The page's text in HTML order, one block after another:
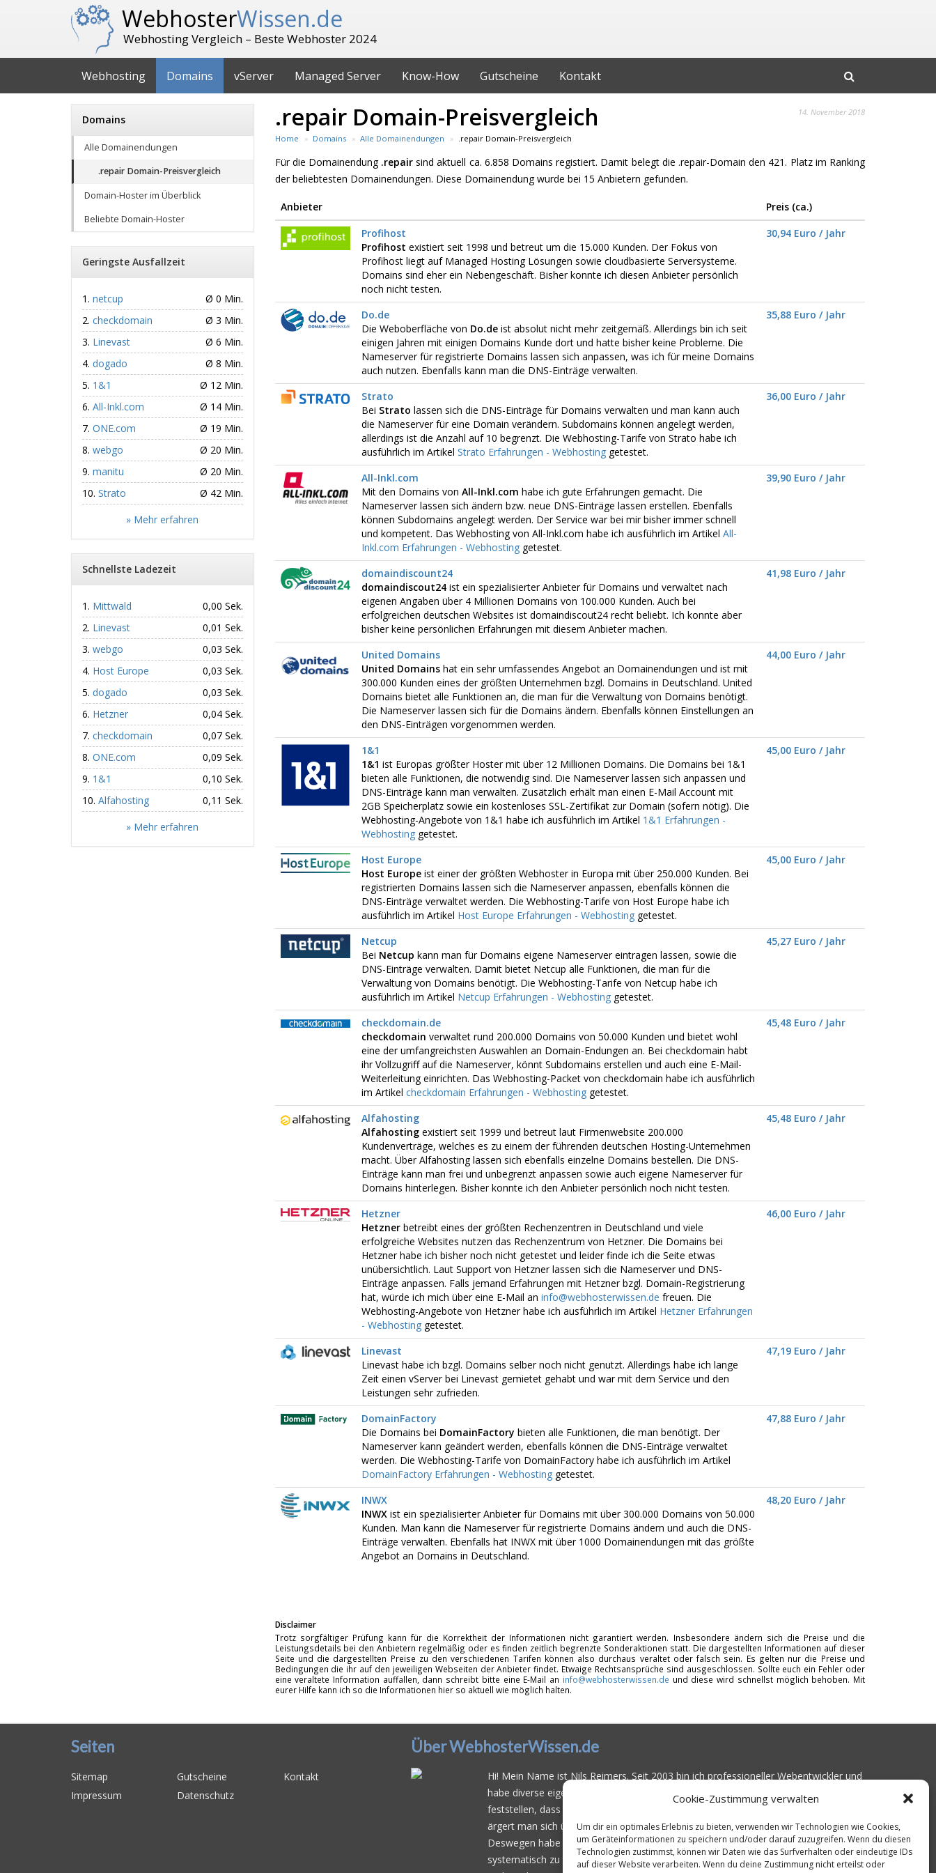
Cookie-Zustimmung verwalten
Um dir ein optimales Erlebnis zu bieten, verwenden wir Technologien wie Cookies,
um Geräteinformationen zu speichern und/oder darauf zuzugreifen. Wenn du diesen
Technologien zustimmst, können wir Daten wie das Surfverhalten oder eindeutige IDs
auf dieser Website verarbeiten. Wenn du deine Zustimmung nicht erteilst oder
WebhosterWissen.de
Webhosting Vergleich – Beste Webhoster 2024
Webhosting Domains vServer Managed Server Know-How Gutscheine Kontakt
14. November 2018
.repair Domain-Preisvergleich
Home Domains Alle Domainendungen .repair Domain-Preisvergleich
Für die Domainendung .repair sind aktuell ca. 6.858 Domains registiert. Damit belegt die .repair-Domain den 421. Platz im Ranking
der beliebtesten Domainendungen. Diese Domainendung wurde bei 15 Anbietern gefunden.
Anbieter
Preis (ca.)
Profihost
Profihost existiert seit 1998 und betreut um die 15.000 Kunden. Der Fokus von
Profihost liegt auf Managed Hosting Lösungen sowie cloudbasierte Serversysteme.
Domains sind eher ein Nebengeschäft. Bisher konnte ich diesen Anbieter persönlich
noch nicht testen.
30,94 Euro / Jahr
Do.de
Die Weboberfläche von Do.deist absolut nicht mehr zeitgemäß. Allerdings bin ich seit
einigen Jahren mit einigen Domains Kunde dort und hatte bisher keine Probleme. Die
Nameserver für registrierte Domains lassen sich anpassen, was ich für meine Domains
auch nutzen. Ebenfalls kann man die DNS-Einträge verwalten.
35,88 Euro / Jahr
Strato
Bei Strato lassen sich die DNS-Einträge für Domains verwalten und man kann auch
die Nameserver für eine Domain verändern. Subdomains können angelegt werden,
allerdings ist die Anzahl auf 10 begrenzt. Die Webhosting-Tarife von Strato habe ich
ausführlich im Artikel Strato Erfahrungen - Webhostinggetestet.
36,00 Euro / Jahr
All-Inkl.com
Mit den Domains von All-Inkl.com habe ich gute Erfahrungen gemacht. Die
Nameserver lassen sich ändern bzw. neue DNS-Einträge lassen erstellen. Ebenfalls
können Subdomains angelegt werden. Der Service war bei mir bisher immer schnell
und kompetent. Das Webhosting von All-Inkl.com habe ich ausführlich im Artikel All-
Inkl.com Erfahrungen - Webhostinggetestet.
39,90 Euro / Jahr
domaindiscount24
domaindiscout24ist ein spezialisierter Anbieter für Domains und verwaltet nach
eigenen Angaben über 4 Millionen Domains von 100.000 Kunden. Auch bei
erfolgreichen deutschen Websites ist domaindiscout24 recht beliebt. Ich konnte aber
bisher keine persönlichen Erfahrungen mit diesem Anbieter machen.
41,98 Euro / Jahr
United Domains
United Domainshat ein sehr umfassendes Angebot an Domainendungen und ist mit
300.000 Kunden eines der größten Unternehmen bzgl. Domains in Deutschland. United
Domains bietet alle Funktionen an, die man für die Verwaltung von Domains benötigt.
Die Nameserver lassen sich für die Domains ändern. Ebenfalls können Einstellungen an
den DNS-Einträgen vorgenommen werden.
44,00 Euro / Jahr
1&1
1&1 ist Europas größter Hoster mit über 12 Millionen Domains. Die Domains bei 1&1
bieten alle Funktionen, die notwendig sind. Die Nameserver lassen sich anpassen und
DNS-Einträge kann man verwalten. Zusätzlich erhält man einen E-Mail Account mit
2GB Speicherplatz sowie ein kostenloses SSL-Zertifikat zur Domain (sofern nötig). Die
Webhosting-Angebote von 1&1 habe ich ausführlich im Artikel 1&1 Erfahrungen -
Webhostinggetestet.
45,00 Euro / Jahr
Host Europe
Host Europeist einer der größten Webhoster in Europa mit über 250.000 Kunden. Bei
registrierten Domains lassen sich die Nameserver anpassen, ebenfalls können die
DNS-Einträge verwaltet werden. Die Webhosting-Tarife von Host Europe habe ich
ausführlich im Artikel Host Europe Erfahrungen - Webhostinggetestet.
45,00 Euro / Jahr
Netcup
Bei Netcup kann man für Domains eigene Nameserver eintragen lassen, sowie die
DNS-Einträge verwalten. Damit bietet Netcup alle Funktionen, die man für die
Verwaltung von Domains benötigt. Die Webhosting-Tarife von Netcup habe ich
ausführlich im Artikel Netcup Erfahrungen - Webhostinggetestet.
45,27 Euro / Jahr
checkdomain.de
checkdomain verwaltet rund 200.000 Domains von 50.000 Kunden und bietet wohl
eine der umfangreichsten Auswahlen an Domain-Endungen an. Bei checkdomain habt
ihr Vollzugriff auf die Nameserver, könnt Subdomains erstellen und auch eine E-Mail-
Weiterleitung einrichten. Das Webhosting-Packet von checkdomain habe ich ausführlich
im Artikel checkdomain Erfahrungen - Webhostinggetestet.
45,48 Euro / Jahr
Alfahosting
Alfahostingexistiert seit 1999 und betreut laut Firmenwebsite 200.000
Kundenverträge, welches es zu einem der führenden deutschen Hosting-Unternehmen
macht. Über Alfahosting lassen sich ebenfalls einzelne Domains bestellen. Die DNS-
Einträge kann man frei und unbegrenzt anpassen sowie auch eigene Nameserver für
Domains hinterlegen. Bisher konnte ich den Anbieter persönlich noch nicht testen.
45,48 Euro / Jahr
Hetzner
Hetznerbetreibt eines der größten Rechenzentren in Deutschland und viele
erfolgreiche Websites nutzen das Rechenzentrum von Hetzner. Die Domains bei
Hetzner habe ich bisher noch nicht getestet und leider finde ich die Seite etwas
unübersichtlich. Laut Support von Hetzner lassen sich die Nameserver und DNS-
Einträge anpassen. Falls jemand Erfahrungen mit Hetzner bzgl. Domain-Registrierung
hat, würde ich mich über eine E-Mail an info@webhosterwissen.de freuen. Die
Webhosting-Angebote von Hetzner habe ich ausführlich im Artikel Hetzner Erfahrungen
- Webhostinggetestet.
46,00 Euro / Jahr
Linevast
Linevast habe ich bzgl. Domains selber noch nicht genutzt. Allerdings habe ich lange
Zeit einen vServer bei Linevast gemietet gehabt und war mit dem Service und den
Leistungen sehr zufrieden.
47,19 Euro / Jahr
DomainFactory
Die Domains bei DomainFactory bieten alle Funktionen, die man benötigt. Der
Nameserver kann geändert werden, ebenfalls können die DNS-Einträge verwaltet
werden. Die Webhosting-Tarife von DomainFactory habe ich ausführlich im Artikel
DomainFactory Erfahrungen - Webhostinggetestet.
47,88 Euro / Jahr
INWX
INWXist ein spezialisierter Anbieter für Domains mit über 300.000 Domains von 50.000
Kunden. Man kann die Nameserver für registrierte Domains ändern und auch die DNS-
Einträge verwalten. Ebenfalls hat INWX mit über 1000 Domainendungen mit das größte
Angebot an Domains in Deutschland.
48,20 Euro / Jahr
Disclaimer
Trotz sorgfältiger Prüfung kann für die Korrektheit der Informationen nicht garantiert werden. Insbesondere ändern sich die Preise und die
Leistungsdetails bei den Anbietern regelmäßig oder es finden zeitlich begrenzte Sonderaktionen statt. Die dargestellten Informationen auf dieser
Seite und die dargestellten Preise zu den verschiedenen Tarifen können also durchaus veraltet oder falsch sein. Es gelten nur die Preise und
Bedingungen die ihr auf den jeweiligen Webseiten der Anbieter findet. Etwaige Rechtsansprüche sind ausgeschlossen. Sollte euch ein Fehler oder
eine veraltete Information auffallen, dann schreibt bitte eine E-Mail an info@webhosterwissen.de und diese wird schnellst möglich behoben. Mit
eurer Hilfe kann ich so die Informationen hier so aktuell wie möglich halten.
Domains
Alle Domainendungen
.repair Domain-Preisvergleich
Domain-Hoster im Überblick
Beliebte Domain-Hoster
Geringste Ausfallzeit
netcup
Ø 0 Min.
checkdomain
Ø 3 Min.
Linevast
Ø 6 Min.
dogado
Ø 8 Min.
1&1
Ø 12 Min.
All-Inkl.com
Ø 14 Min.
ONE.com
Ø 19 Min.
webgo
Ø 20 Min.
manitu
Ø 20 Min.
Strato
Ø 42 Min.
» Mehr erfahren
Schnellste Ladezeit
Mittwald
0,00 Sek.
Linevast
0,01 Sek.
webgo
0,03 Sek.
Host Europe
0,03 Sek.
dogado
0,03 Sek.
Hetzner
0,04 Sek.
checkdomain
0,07 Sek.
ONE.com
0,09 Sek.
1&1
0,10 Sek.
Alfahosting
0,11 Sek.
» Mehr erfahren
Seiten
Sitemap Gutscheine
Kontakt
Impressum
Datenschutz
Über WebhosterWissen.de
Hi! Mein Name ist Nils Reimers. Seit 2003 bin ich professioneller Webentwickler und
habe diverse eigene Web- und Kundenprojekte realisiert. Dabei musste ich
feststellen, dass es schwierig ist gutes Webhosting zu finden: Bei vielen Anbietern
ärgert man sich überhäufige Serverausfälleoder überlangsame Ladezeiten.
Deswegen habe ich im Mai 2016 angefangen, die bekanntesten Webhoster
systematisch zu testen und deren Erreichbarkeit und Ladezeit für eine typische